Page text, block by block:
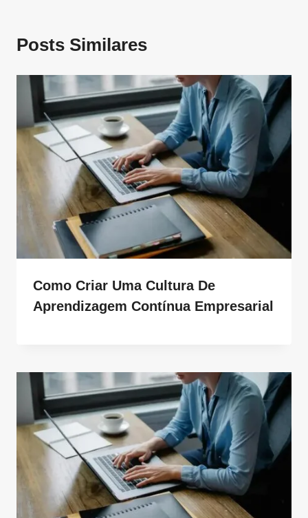
Posts Similares
Como Criar Uma Cultura De
Aprendizagem Contínua Empresarial